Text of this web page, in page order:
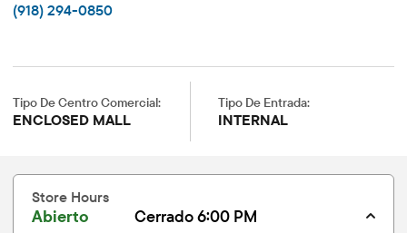
(918) 294-0850
Tipo De Centro Comercial:
ENCLOSED MALL
Tipo De Entrada:
INTERNAL
Store Hours
Abierto Cerrado 6:00 PM